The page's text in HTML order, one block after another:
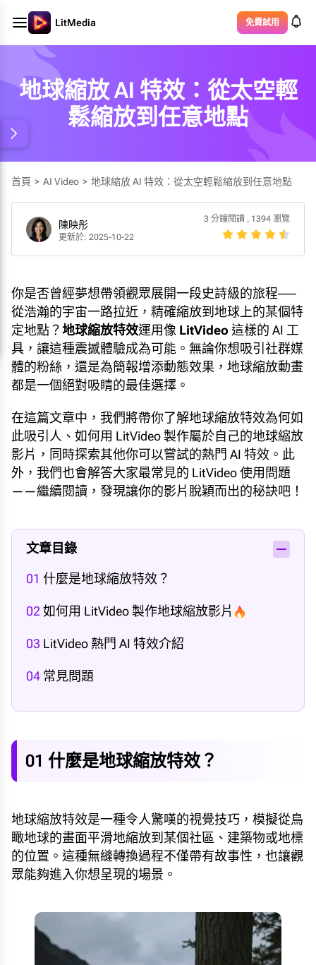
LitMedia 免費試用
地球縮放 AI 特效：從太空輕
鬆縮放到任意地點
首頁 > AI Video > 地球縮放 AI 特效：從太空輕鬆縮放到任意地點
陳映彤
更新於: 2025-10-22
3 分鐘閱讀 , 1394 瀏覽
你是否曾經夢想帶領觀眾展開一段史詩級的旅程──
從浩瀚的宇宙一路拉近，精確縮放到地球上的某個特
定地點？地球縮放特效運用像 LitVideo這樣的 AI 工
具，讓這種震撼體驗成為可能。無論你想吸引社群媒
體的粉絲，還是為簡報增添動態效果，地球縮放動畫
都是一個絕對吸睛的最佳選擇。
在這篇文章中，我們將帶你了解地球縮放特效為何如
此吸引人、如何用 LitVideo 製作屬於自己的地球縮放
影片，同時探索其他你可以嘗試的熱門 AI 特效。此
外，我們也會解答大家最常見的 LitVideo 使用問題
——繼續閱讀，發現讓你的影片脫穎而出的秘訣吧！
文章目錄
01 什麼是地球縮放特效？
02 如何用 LitVideo 製作地球縮放影片
03 LitVideo 熱門 AI 特效介紹
04 常見問題
01 什麼是地球縮放特效？
地球縮放特效是一種令人驚嘆的視覺技巧，模擬從鳥
瞰地球的畫面平滑地縮放到某個社區、建築物或地標
的位置。這種無縫轉換過程不僅帶有故事性，也讓觀
眾能夠進入你想呈現的場景。